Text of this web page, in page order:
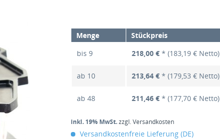
Menge
Stückpreis
bis9 218,00 € * (183,19 € Netto)
ab 10 213,64 € * (179,53 € Netto)
ab48 211,46 € * (177,70 € Netto)
inkl. 19% MwSt.zzgl. Versandkosten
Versandkostenfreie Lieferung (DE)